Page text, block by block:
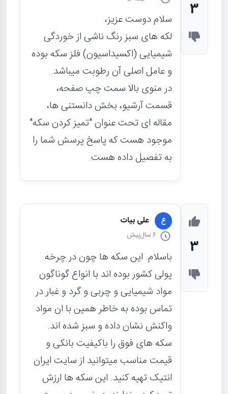
3
سلام دوست عزیز،
لکه های سبز رنگ ناشی از خوردگی
شیمیایی (اکسیداسیون) فلز سکه بوده
و عامل اصلی آن رطوبت میباشد.
در منوی بالا سمت چپ صفحه،
قسمت آرشیو، بخش دانستنی ها،
مقاله ای تحت عنوان "تمیز کردن سکه"
موجود هست که پاسخ پرسش شما را
به تفصیل داده هست.
3
ع علی بیات
6 سال پیش
باسلام. این سکه ها چون در چرخه
پولی کشور بوده اند با انواع گوناگون
مواد شیمیایی و چربی و گرد و غبار در
تماس بوده به خاطر همین با ان مواد
واکنش نشان داده و سبز شده اند.
سکه های فوق را باکیفیت بانکی و
قیمت مناسب میتوانید از سایت ایران
انتیک تهیه کنید. این سکه ها ارزش